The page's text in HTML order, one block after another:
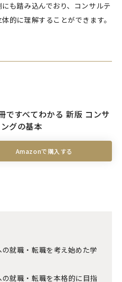
も踏み込んでおり、コンサルテ
的に理解することができます。
ですべてわかる 新版 コンサ
グの基本
Amazonで購入する
就職・転職を考え始めた学
の就職・転職を本格的に目指